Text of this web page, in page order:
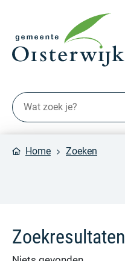
Home Zoeken
Zoekresultaten